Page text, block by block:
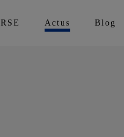
RSE Actus Blog